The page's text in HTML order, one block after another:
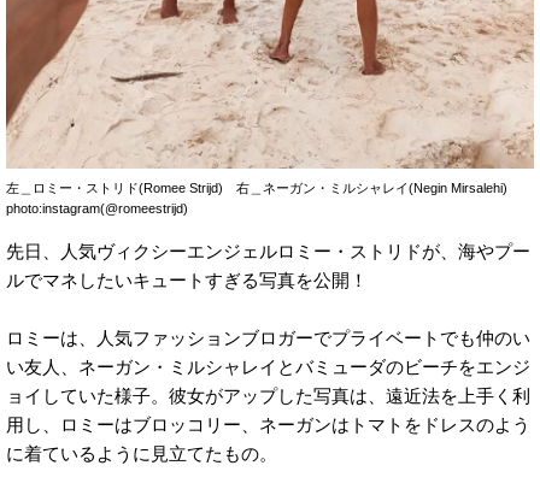
左＿ロミー・ストリド(Romee Strijd) 右＿ネーガン・ミルシャレイ(Negin Mirsalehi)
photo:instagram(@romeestrijd)
先日、人気ヴィクシーエンジェルロミー・ストリドが、海やプー
ルでマネしたいキュートすぎる写真を公開！
ロミーは、人気ファッションブロガーでプライベートでも仲のい
い友人、ネーガン・ミルシャレイとバミューダのビーチをエンジ
ョイしていた様子。彼女がアップした写真は、遠近法を上手く利
用し、ロミーはブロッコリー、ネーガンはトマトをドレスのよう
に着ているように見立てたもの。